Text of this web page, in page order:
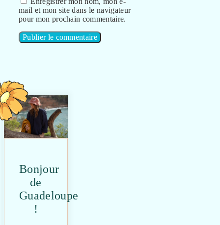
mail et mon site dans le navigateur
pour mon prochain commentaire.
Bonjour
de
Guadeloupe
!